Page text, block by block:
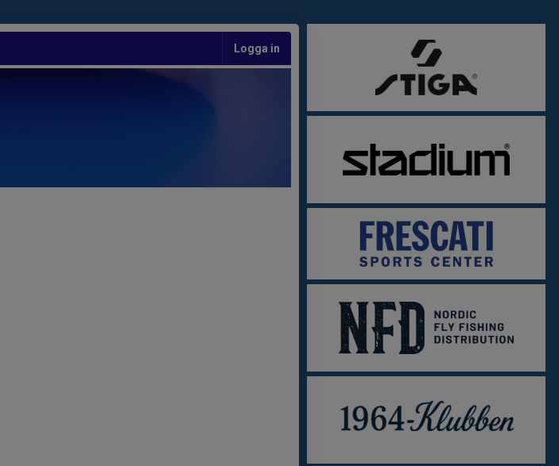
Logga in